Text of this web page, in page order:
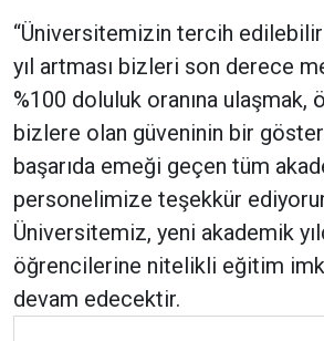
“Üniversitemizin tercih
yıl artması bizleri son derece
%100 doluluk oranına
bizlere olan güveninin bir
başarıda emeği geçen tüm
personelimize teşekkür
Üniversitemiz, yeni akademik
öğrencilerine nitelikli eğitim
devam edecektir.